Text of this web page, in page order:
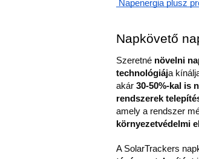
Napenergia plusz
Napkövető
Szeretné növelni
technológiája
akár 30-50%-kal is
rendszerek
amely a rendszer
környezetvédelmi
A SolarTrackers